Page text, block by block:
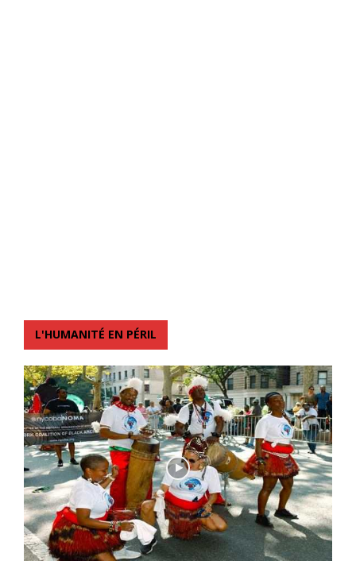
L'HUMANITÉ EN PÉRIL